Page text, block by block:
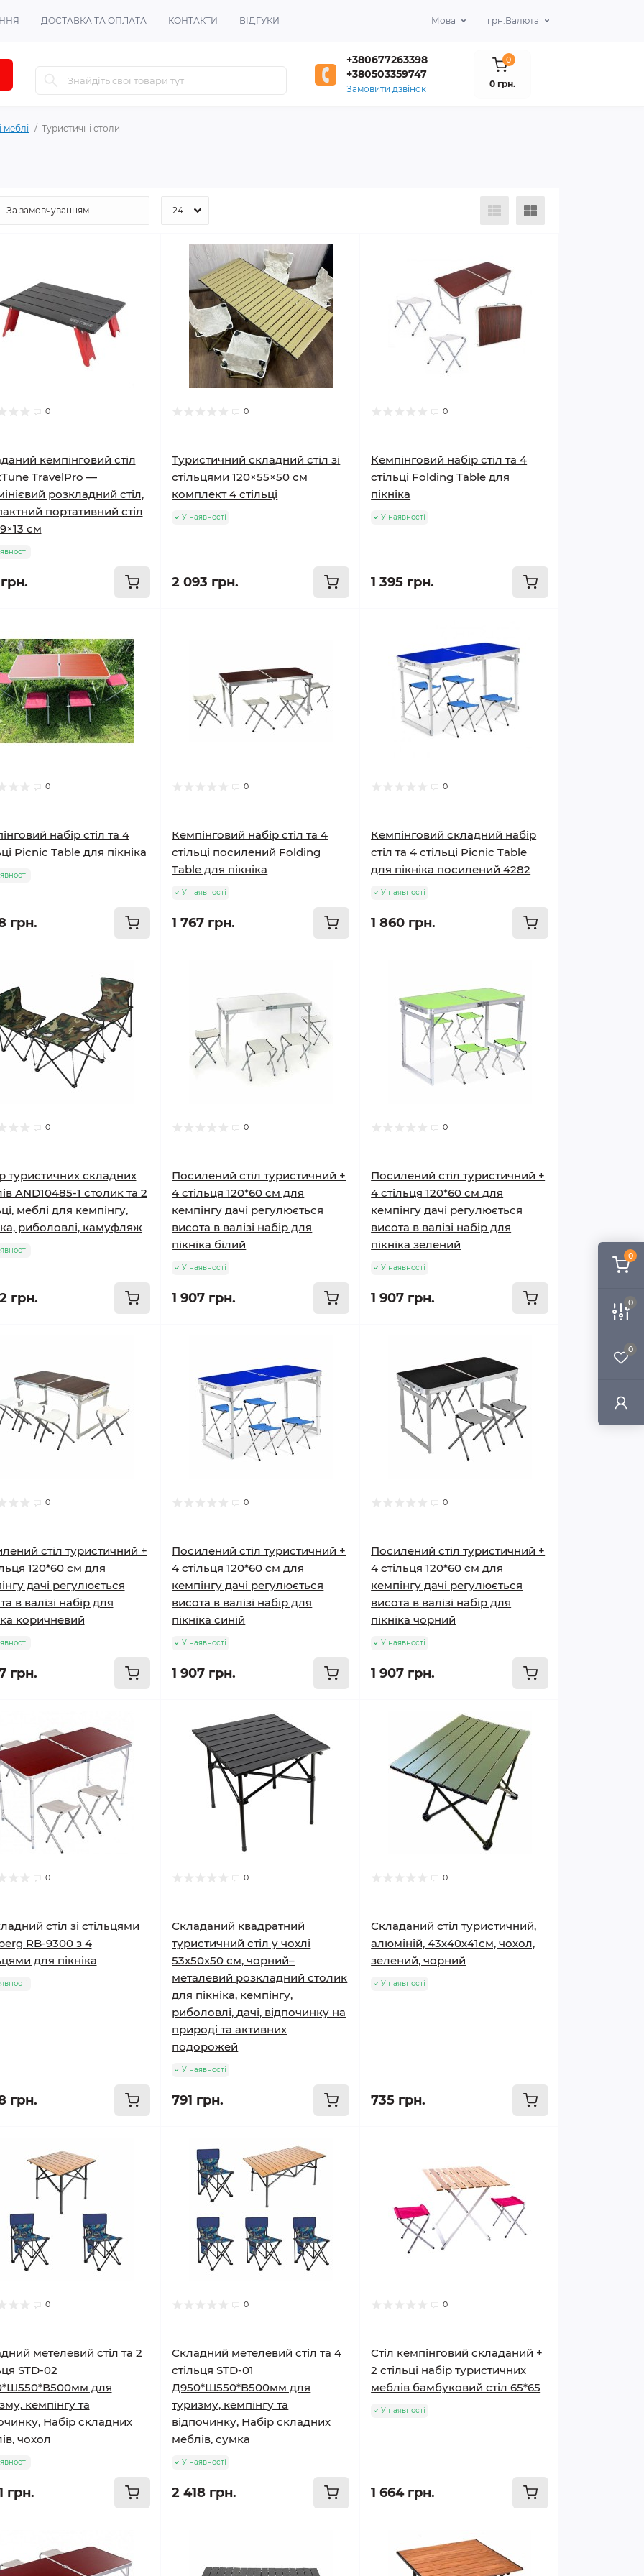
0
0
0
ДОСТАВКА ТА ОПЛАТА КОНТАКТИ ВІДГУКИ Мова грн.Валюта
+380677263398
+380503359747
Замовити дзвінок
0
0 грн.
меблі Туристичні столи
0
кемпінговий стіл
TravelPro —
розкладний стіл,
портативний стіл
см
0
Туристичний складний стіл зі
стільцями 120×55×50 см
комплект 4 стільці
У наявності
2 093 грн.
0
Кемпінговий набір стіл та 4
стільці Folding Table для
пікніка
У наявності
1 395 грн.
0
набір стіл та 4
Picnic Table для пікніка
грн.
0
Кемпінговий набір стіл та 4
стільці посилений Folding
Table для пікніка
У наявності
1 767 грн.
0
Кемпінговий складний набір
стіл та 4 стільці Picnic Table
для пікніка посилений 4282
У наявності
1 860 грн.
0
туристичних складних
AND10485-1 столик та 2
меблі для кемпінгу,
риболовлі, камуфляж
грн.
0
Посилений стіл туристичний +
4 стільця 120*60 см для
кемпінгу дачі регулюється
висота в валізі набір для
пікніка білий
У наявності
1 907 грн.
0
Посилений стіл туристичний +
4 стільця 120*60 см для
кемпінгу дачі регулюється
висота в валізі набір для
пікніка зелений
У наявності
1 907 грн.
0
стіл туристичний +
120*60 см для
дачі регулюється
в валізі набір для
коричневий
грн.
0
Посилений стіл туристичний +
4 стільця 120*60 см для
кемпінгу дачі регулюється
висота в валізі набір для
пікніка синій
У наявності
1 907 грн.
0
Посилений стіл туристичний +
4 стільця 120*60 см для
кемпінгу дачі регулюється
висота в валізі набір для
пікніка чорний
У наявності
1 907 грн.
0
стіл зі стільцями
RB-9300 з 4
для пікніка
грн.
0
Складаний квадратний
туристичний стіл у чохлі
53х50х50 см, чорний–
металевий розкладний столик
для пікніка, кемпінгу,
риболовлі, дачі, відпочинку на
природі та активних
подорожей
У наявності
791 грн.
0
Складаний стіл туристичний,
алюміній, 43х40х41см, чохол,
зелений, чорний
У наявності
735 грн.
0
метелевий стіл та 2
STD-02
для
кемпінгу та
Набір складних
чохол
грн.
0
Складний метелевий стіл та 4
стільця STD-01
Д950*Ш550*В500мм для
туризму, кемпінгу та
відпочинку, Набір складних
меблів, сумка
У наявності
2 418 грн.
0
Стіл кемпінговий складаний +
2 стільці набір туристичних
меблів бамбуковий стіл 65*65
У наявності
1 664 грн.